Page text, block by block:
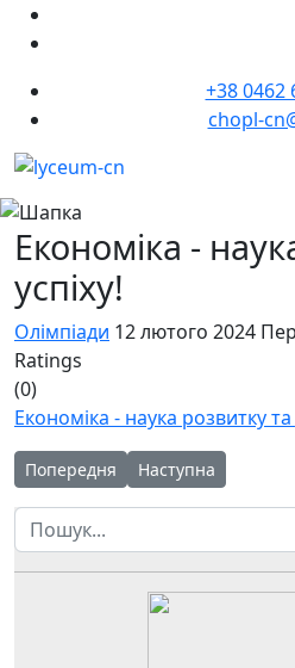
+38 0462
chopl-
Економіка -
успіху!
Олімпіади 12 лютого 2024
Ratings
(0)
Економіка - наука розвитку та
Попередня стаття:
Попередня Наступна стаття:
Наступна
Пошук